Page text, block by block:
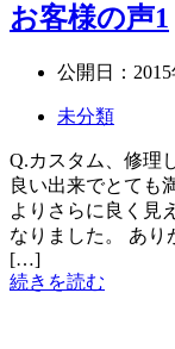
お客様の声1
公開日：
未分類
Q.カスタム、修理
良い出来でとても
よりさらに良く見
なりました。 あり
[…]
続きを読む